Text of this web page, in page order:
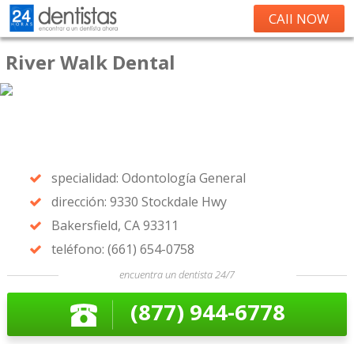
CAll NOW
River Walk Dental
specialidad: Odontología General
dirección: 9330 Stockdale Hwy
Bakersfield, CA 93311
teléfono: (661) 654-0758
encuentra un dentista 24/7
(877) 944-6778